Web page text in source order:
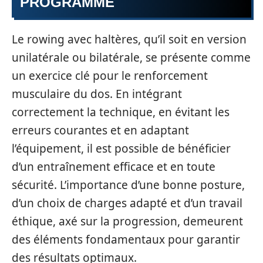
Le rowing avec haltères, qu’il soit en version
unilatérale ou bilatérale, se présente comme
un exercice clé pour le renforcement
musculaire du dos. En intégrant
correctement la technique, en évitant les
erreurs courantes et en adaptant
l’équipement, il est possible de bénéficier
d’un entraînement efficace et en toute
sécurité. L’importance d’une bonne posture,
d’un choix de charges adapté et d’un travail
éthique, axé sur la progression, demeurent
des éléments fondamentaux pour garantir
des résultats optimaux.